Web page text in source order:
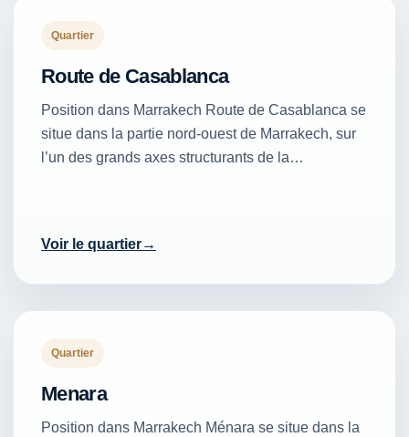
Quartier
Route de Casablanca
Position dans Marrakech Route de Casablanca se
situe dans la partie nord-ouest de Marrakech, sur
l’un des grands axes structurants de la…
Voir le quartier
Quartier
Menara
Position dans Marrakech Ménara se situe dans la